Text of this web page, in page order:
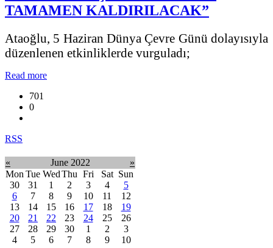
TAMAMEN KALDIRILACAK”
Ataoğlu, 5 Haziran Dünya Çevre Günü dolayısıyla
düzenlenen etkinliklerde vurguladı;
Read more
701
0
RSS
« June 2022
»
Mon Tue WedThu Fri Sat Sun
30
31 1 2 3 4
5
6
7 8 9 10 11
12
13
14 15 16 17 18
19
20
21 22 23 24 25
26
27
28 29 30 1 2
3
4
5 6 7 8 9 10